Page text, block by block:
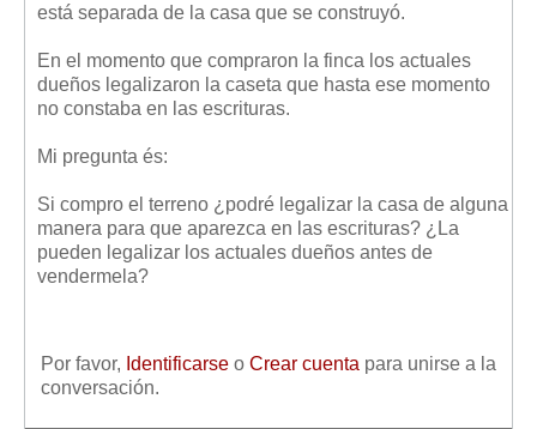
Usuario
Entrar / Salir
Mis boletines
está separada de la casa que se construyó.
En el momento que compraron la finca los actuales
dueños legalizaron la caseta que hasta ese momento
no constaba en las escrituras.
Mi pregunta és:
Si compro el terreno ¿podré legalizar la casa de alguna
manera para que aparezca en las escrituras? ¿La
pueden legalizar los actuales dueños antes de
vendermela?
Por favor, Identificarse o Crear cuenta para unirse a la
conversación.